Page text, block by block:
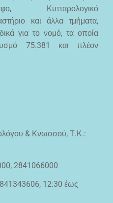
Κυτταρολογικό
και άλλα τμήματα,
για το νομό, τα οποία
75.381 και πλέον
& Κνωσσού, Τ.Κ.:
2841066000
12:30 έως